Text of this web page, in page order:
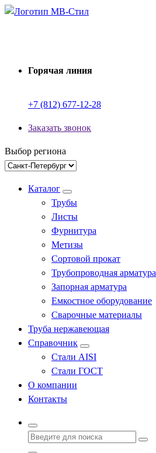
Перейти
Горячая линия
+7 (812) 677-12-28
Заказать звонок
Выбор региона
Каталог
Трубы
Листы
Фурнитура
Метизы
Сортовой прокат
Трубопроводная арматура
Запорная арматура
Емкостное оборудование
Сварочные материалы
Труба нержавеющая
Справочник
Стали AISI
Стали ГОСТ
О компании
Контакты